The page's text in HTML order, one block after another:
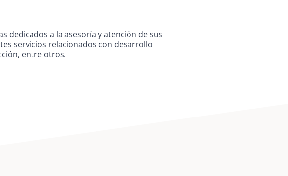
dedicados a la asesoría y atención de sus
servicios relacionados con desarrollo
entre otros.